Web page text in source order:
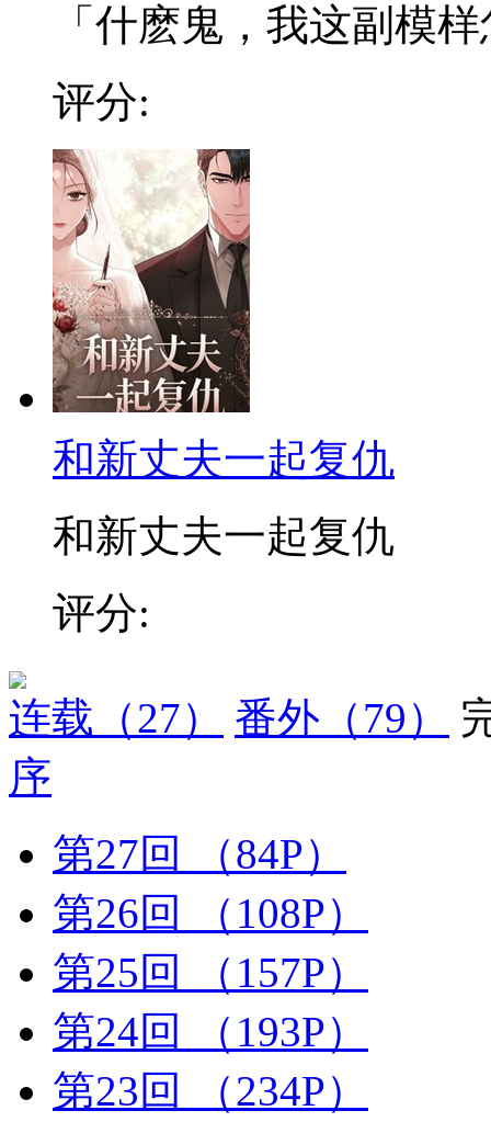
「什麽鬼，我这副模
评分:
和新丈夫一起复仇
和新丈夫一起复仇
评分:
连载 （27） 番外 （79）
序
第27回
（84P）
第26回
（108P）
第25回
（157P）
第24回
（193P）
第23回
（234P）